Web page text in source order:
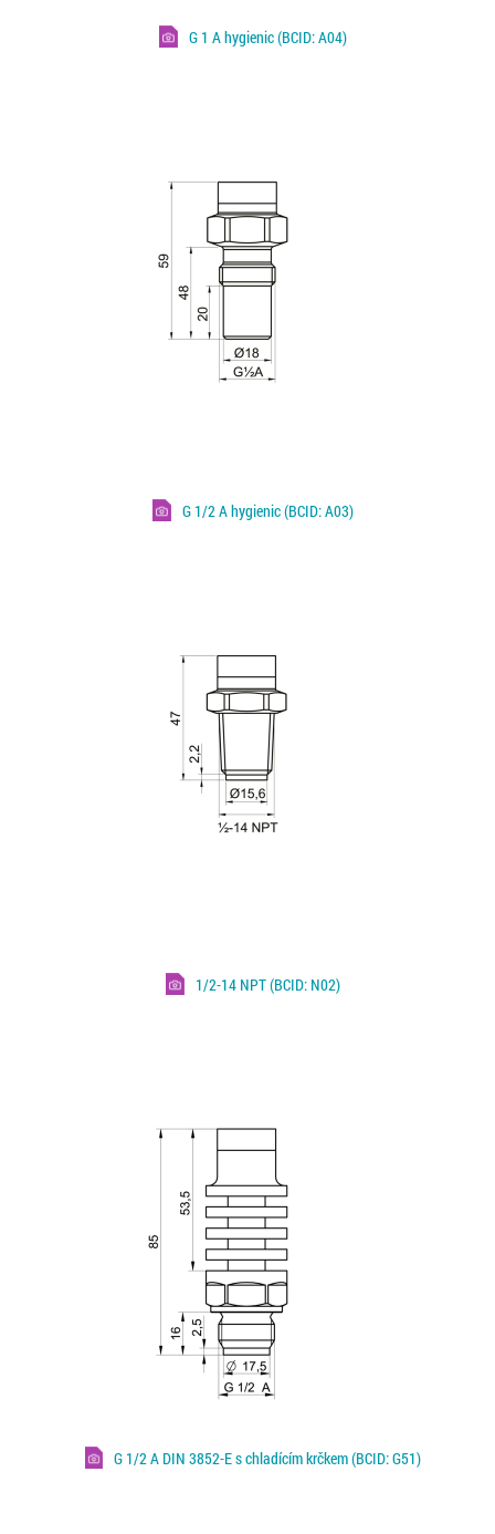
G 1 A hygienic (BCID: A04)
G 1/2 A hygienic (BCID: A03)
1/2-14 NPT (BCID: N02)
G 1/2 A DIN 3852-E s chladícím krčkem (BCID: G51)